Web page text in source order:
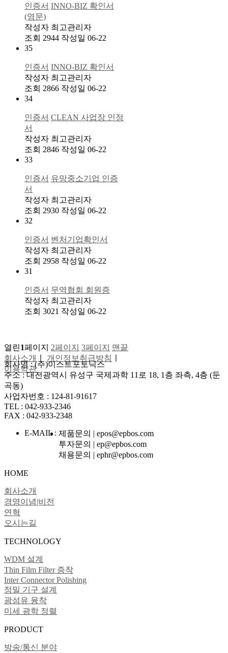
인증서 INNO-BIZ 확인서
(영문)
작성자 최고관리자
조회 2944 작성일 06-22
35
인증서 INNO-BIZ 확인서
작성자 최고관리자
조회 2866 작성일 06-22
34
인증서 CLEAN 사업장 인정
서
작성자 최고관리자
조회 2846 작성일 06-22
33
인증서 유망중소기업 인증
서
작성자 최고관리자
조회 2930 작성일 06-22
32
인증서 벤처기업확인서
작성자 최고관리자
조회 2958 작성일 06-22
31
인증서 무역협회 회원증
작성자 최고관리자
조회 3021 작성일 06-22
열린1페이지 2페이지 3페이지
맨끝
회사소개
개인정보취급방침
이용약관
회사명 : (주)이스트포토닉스
주소 : 대전광역시 유성구 국제과학 11로 18, 1층 좌측, 4층 (둔
곡동)
사업자번호 : 124-81-91617
TEL : 042-933-2346
FAX : 042-933-2348
E-MAIL : 제품문의 | epos@epbos.com
투자문의 | ep@epbos.com
채용문의 | ephr@epbos.com
HOME
회사소개
경영이념|비전
연혁
오시는길
TECHNOLOGY
WDM 설계
Thin Film Filter 증착
Inter Connector Polishing
정밀 기구 설계
광섬유 융착
미세 광학 정렬
PRODUCT
방송/통신 분야